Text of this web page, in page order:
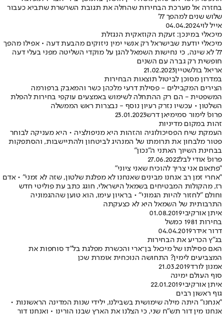
בחזרה אל מערכת הבחירות שהחלה את תגובת השרשרת שתביא כעבור
שלוש שנים למהפך 77'
אייל לוי04.04.2024
מיכאלי במינכן: זעקת הקוזאקית הנגזלת
מיכאלי יודעת שבישראל רק אנשי ימין ניזוקים מהבעת דעה • אפילו מהפך
77' לא שינה, כי נחישות השמאל להגן על מוקדי השליטה מפני בעלי דעה
חופשית רק גברה עם השנים
אריאל בולשטיין21.02.2023
במדרון מסוכן לביטול תוצאות הבחירות
הצירים המקבילים - פסילת דרעי מלכהן כשר והמאבק ברפורמה
המשפטית - הם רק ההתחלה לשימוש באמצעים עוקפי בחירות להפלת
השלטון • עכשיו נזרק רעיון נוסף - נבצרות ראש הממשלה
פרופ' לימור סמימיאן דרש23.01.2023
זהות במקום מדיניות
העמקת שיח הפסיכולוגיה והזהות היא מניפולציה • היא מעניקה לבוחר
פטור מלבחון את תרומתו של המנהיג לביטחון ולהתיישבות, והסתפקות
בבחינת השיוך האתני ה"נכון"
פרופ' אודי לבל27.06.2022
"פתאום אני צריך להוכיח שאני ציוני"
"אחרי זמן רב אנחנו מבינים שאנחנו לא מפלגת שלטון, שזה לא זמני" • אדם
רז, מהקולות המבטיחים בשמאל הישראלי, חוגג כתב עת פוליטי חדש
וחולם "לחזור להיות הגמוני" • בראיון עימו, הוא טוען שההגמוניה
התרבותית של השמאל היא לא כצעקתה
איתן אורקיבי01.08.2019
בחירות 1981 כמשל
דרור אידר04.04.2019
בג"ץ הכריע את הבחירות
האם פסילתו של מיכאל בן־ארי והכשרת מפלגת בל"ד סוחפות את
המצביעים לימין? התחושה הנוכחית אומרת שכן
אמנון לורד21.03.2019
סוף העולם ימינה
איתן אורקיבי22.01.2019
גוף ראשון רבים
"אנחנו" היתה מילה שימושית בשבילנו, ילידי שנות המדינה הראשונות •
אנחנו מין דור תש"ח שני, כי הצלנו את הארץ שבנו הורינו • ואנחנו דור